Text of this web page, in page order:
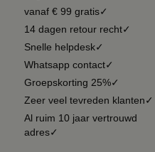
vanaf € 99 gratis✓
14 dagen retour recht✓
Snelle helpdesk✓
Whatsapp contact✓
Groepskorting 25%✓
Zeer veel tevreden klanten✓
Al ruim 10 jaar vertrouwd
adres✓